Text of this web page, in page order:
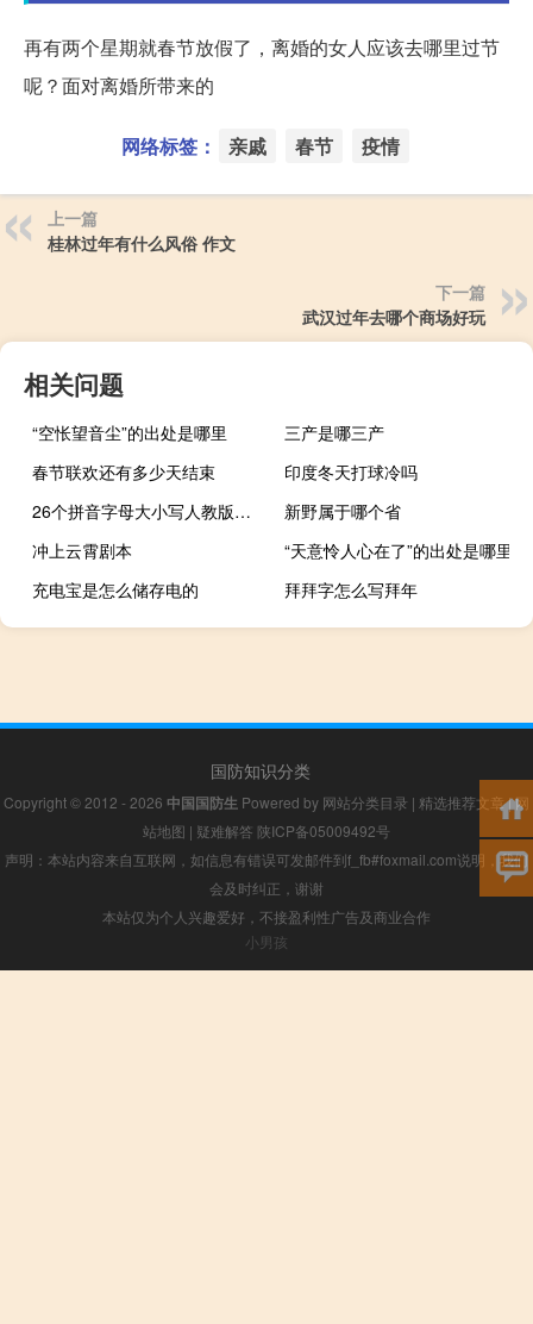
再有两个星期就春节放假了，离婚的女人应该去哪里过节
呢？面对离婚所带来的
网络标签： 亲戚 春节 疫情
上一篇
桂林过年有什么风俗 作文
下一篇
武汉过年去哪个商场好玩
相关问题
“空怅望音尘”的出处是哪里
三产是哪三产
春节联欢还有多少天结束
印度冬天打球冷吗
26个拼音字母大小写人教版格式（26个拼音字母大小写）
新野属于哪个省
冲上云霄剧本
“天意怜人心在了”的出处是哪里
充电宝是怎么储存电的
拜拜字怎么写拜年
国防知识分类
Copyright © 2012 - 2026 中国国防生 Powered by 网站分类目录 | 精选推荐文章|网
站地图 | 疑难解答 陕ICP备05009492号
声明：本站内容来自互联网，如信息有错误可发邮件到f_fb#foxmail.com说明，我们
会及时纠正，谢谢
本站仅为个人兴趣爱好，不接盈利性广告及商业合作
小男孩